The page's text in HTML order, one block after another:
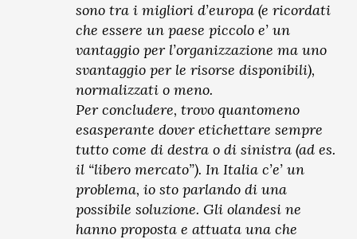
sono tra i migliori d’europa (e ricordati
che essere un paese piccolo e’ un
vantaggio per l’organizzazione ma uno
svantaggio per le risorse disponibili),
normalizzati o meno.
Per concludere, trovo quantomeno
esasperante dover etichettare sempre
tutto come di destra o di sinistra (ad es.
il “libero mercato”). In Italia c’e’ un
problema, io sto parlando di una
possibile soluzione. Gli olandesi ne
hanno proposta e attuata una che